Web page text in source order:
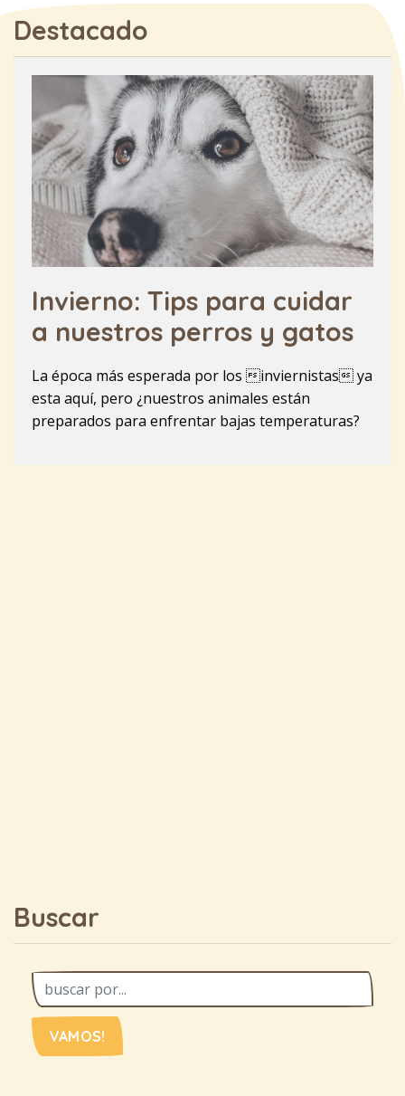
Destacado
Invierno: Tips para cuidar
a nuestros perros y gatos
La época más esperada por los inviernistas ya
esta aquí, pero ¿nuestros animales están
preparados para enfrentar bajas temperaturas?
Buscar
VAMOS!